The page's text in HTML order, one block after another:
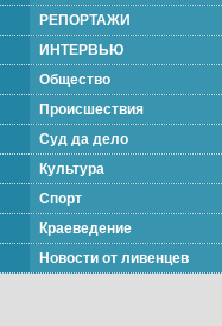
РЕПОРТАЖИ
ИНТЕРВЬЮ
Общество
Происшествия
Суд да дело
Культура
Спорт
Краеведение
Новости от ливенцев